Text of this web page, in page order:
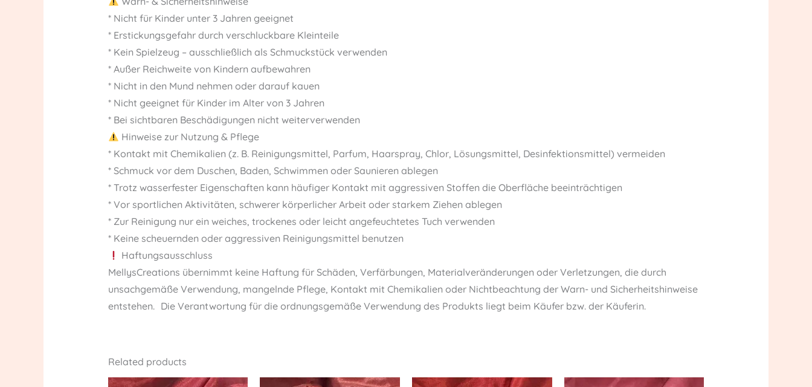
* Nicht für Kinder unter 3 Jahren geeignet
* Erstickungsgefahr durch verschluckbare Kleinteile
* Kein Spielzeug – ausschließlich als Schmuckstück verwenden
* Außer Reichweite von Kindern aufbewahren
* Nicht in den Mund nehmen oder darauf kauen
* Nicht geeignet für Kinder im Alter von 3 Jahren
* Bei sichtbaren Beschädigungen nicht weiterverwenden
Hinweise zur Nutzung & Pflege
* Kontakt mit Chemikalien (z. B. Reinigungsmittel, Parfum, Haarspray, Chlor, Lösungsmittel, Desinfektionsmittel) vermeiden
* Schmuck vor dem Duschen, Baden, Schwimmen oder Saunieren ablegen
* Trotz wasserfester Eigenschaften kann häufiger Kontakt mit aggressiven Stoffen die Oberfläche beeinträchtigen
* Vor sportlichen Aktivitäten, schwerer körperlicher Arbeit oder starkem Ziehen ablegen
* Zur Reinigung nur ein weiches, trockenes oder leicht angefeuchtetes Tuch verwenden
* Keine scheuernden oder aggressiven Reinigungsmittel benutzen
Haftungsausschluss
MellysCreations übernimmt keine Haftung für Schäden, Verfärbungen, Materialveränderungen oder Verletzungen, die durch
unsachgemäße Verwendung, mangelnde Pflege, Kontakt mit Chemikalien oder Nichtbeachtung der Warn- und Sicherheitshinweise
entstehen. Die Verantwortung für die ordnungsgemäße Verwendung des Produkts liegt beim Käufer bzw. der Käuferin.
Related products
OriginalCurrent